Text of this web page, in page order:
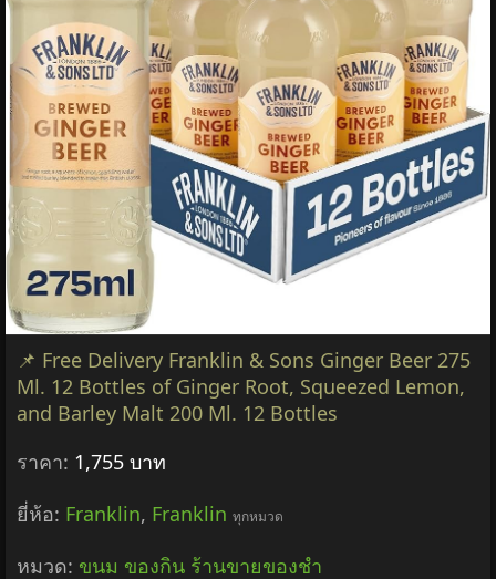
📌 Free Delivery Franklin & Sons Ginger Beer 275
Ml. 12 Bottles of Ginger Root, Squeezed Lemon,
and Barley Malt 200 Ml. 12 Bottles
ราคา: 1,755 บาท
ยี่ห้อ: Franklin, Franklin ทุกหมวด
หมวด: ขนม ของกิน ร้านขายของชำ